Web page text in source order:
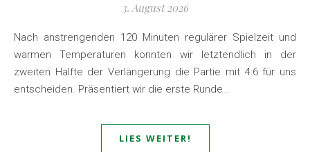
3. August 2026
Nach anstrengenden 120 Minuten regulärer Spielzeit und
warmen Temperaturen konnten wir letztendlich in der
zweiten Hälfte der Verlängerung die Partie mit 4:6 für uns
entscheiden. Präsentiert wir die erste Runde…
LIES WEITER!